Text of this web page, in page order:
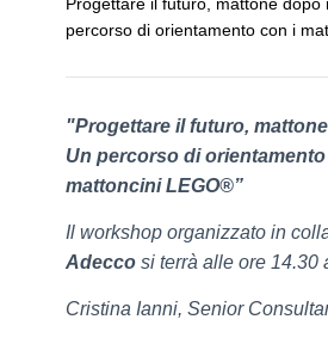
Progettare il futuro, mattone dopo
percorso di orientamento con i
"Progettare il futuro,
Un percorso di
mattoncini LEGO®”
Il workshop organizzato in
Adecco si terrà alle ore 14.30
Cristina Ianni, Senior